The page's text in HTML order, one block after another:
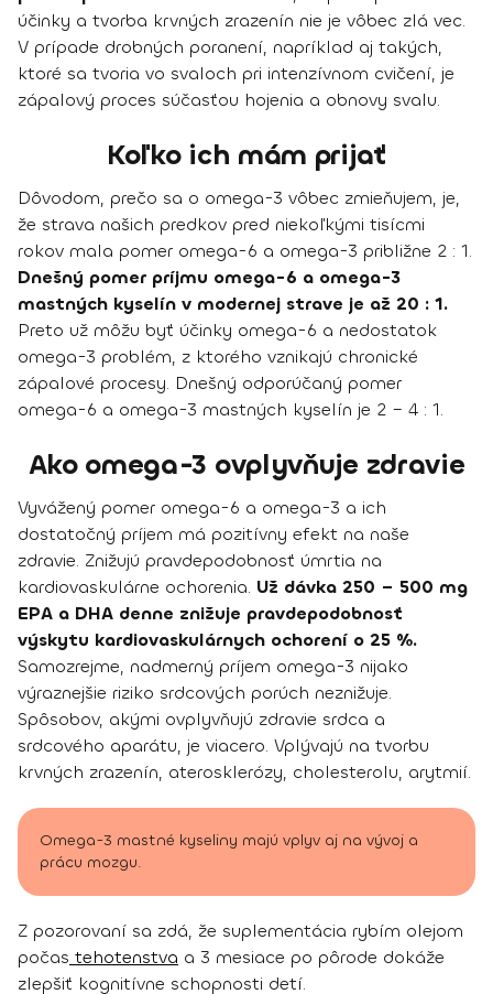
účinky a tvorba krvných zrazenín nie je vôbec zlá vec.
V prípade drobných poranení, napríklad aj takých,
ktoré sa tvoria vo svaloch pri intenzívnom cvičení, je
zápalový proces súčasťou hojenia a obnovy svalu.
Koľko ich mám prijať
Dôvodom, prečo sa o omega-3 vôbec zmieňujem, je,
že strava našich predkov pred niekoľkými tisícmi
rokov mala pomer omega-6 a omega-3 približne 2 : 1.
Dnešný pomer príjmu omega-6 a omega-3
mastných kyselín v modernej strave je až 20 : 1.
Preto už môžu byť účinky omega-6 a nedostatok
omega-3 problém, z ktorého vznikajú chronické
zápalové procesy. Dnešný odporúčaný pomer
omega-6 a omega-3 mastných kyselín je 2 – 4 : 1.
Ako omega-3 ovplyvňuje zdravie
Vyvážený pomer omega-6 a omega-3 a ich
dostatočný príjem má pozitívny efekt na naše
zdravie. Znižujú pravdepodobnosť úmrtia na
kardiovaskulárne ochorenia. Už dávka 250 – 500 mg
EPA a DHA denne znižuje pravdepodobnosť
výskytu kardiovaskulárnych ochorení o 25 %.
Samozrejme, nadmerný príjem omega-3 nijako
výraznejšie riziko srdcových porúch neznižuje.
Spôsobov, akými ovplyvňujú zdravie srdca a
srdcového aparátu, je viacero. Vplývajú na tvorbu
krvných zrazenín, aterosklerózy, cholesterolu, arytmií.
Omega-3 mastné kyseliny majú vplyv aj na vývoj a
prácu mozgu.
Z pozorovaní sa zdá, že suplementácia rybím olejom
počas tehotenstva a 3 mesiace po pôrode dokáže
zlepšiť kognitívne schopnosti detí.